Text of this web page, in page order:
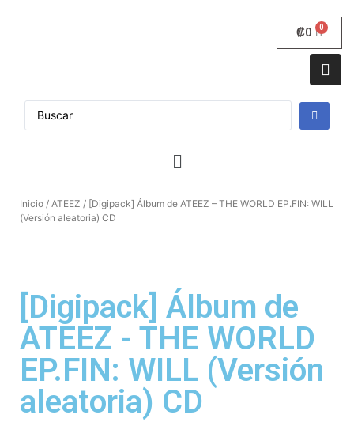
₡0
Inicio / ATEEZ / [Digipack] Álbum de ATEEZ – THE WORLD EP.FIN: WILL
(Versión aleatoria) CD
[Digipack] Álbum de
ATEEZ - THE WORLD
EP.FIN: WILL (Versión
aleatoria) CD